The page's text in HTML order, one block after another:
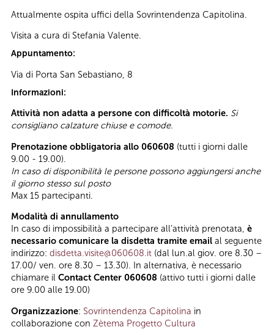
Attualmente ospita uffici della Sovrintendenza Capitolina.
Visita a cura di Stefania Valente.
Appuntamento:
Via di Porta San Sebastiano, 8
Informazioni:
Attività non adatta a persone con difficoltà motorie. Si
consigliano calzature chiuse e comode.
Prenotazione obbligatoria allo 060608 (tutti i giorni dalle
9.00 - 19.00).
In caso di disponibilità le persone possono aggiungersi anche
il giorno stesso sul posto
Max 15 partecipanti.
Modalità di annullamento
In caso di impossibilità a partecipare all’attività prenotata, è
necessario comunicare la disdetta tramite email al seguente
indirizzo: disdetta.visite@060608.it (dal lun.al giov. ore 8.30 –
17.00/ ven. ore 8.30 – 13.30). In alternativa, è necessario
chiamare il Contact Center 060608 (attivo tutti i giorni dalle
ore 9.00 alle 19.00)
Organizzazione: Sovrintendenza Capitolina in
collaborazione con Zètema Progetto Cultura